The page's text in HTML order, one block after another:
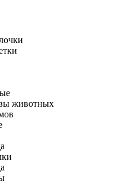
животных